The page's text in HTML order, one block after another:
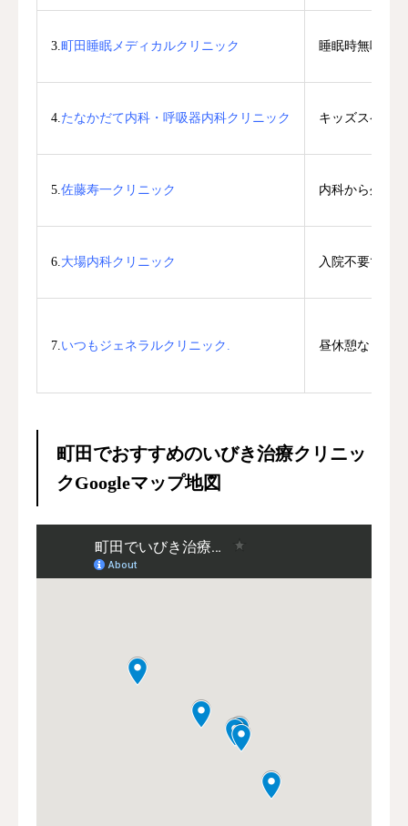
3.町田睡眠メディカルクリニック 睡眠時無呼吸
4.たなかだて内科・呼吸器内科クリニック キッズスペー
5.佐藤寿一クリニック 内科から外科
6.大場内科クリニック 入院不要で自
7.いつもジェネラルクリニック. 昼休憩なしで
町田でおすすめのいびき治療クリニッ
クGoogleマップ地図